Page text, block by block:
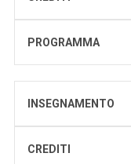
PROGRAMMA
INSEGNAMENTO
CREDITI